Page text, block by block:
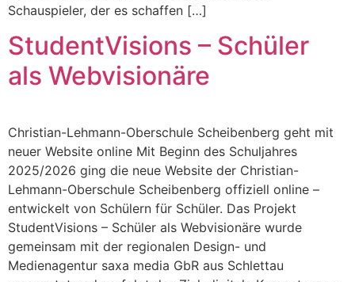
Schauspieler, der es schaffen […]
StudentVisions – Schüler
als Webvisionäre
Christian-Lehmann-Oberschule Scheibenberg geht mit
neuer Website online Mit Beginn des Schuljahres
2025/2026 ging die neue Website der Christian-
Lehmann-Oberschule Scheibenberg offiziell online –
entwickelt von Schülern für Schüler. Das Projekt
StudentVisions – Schüler als Webvisionäre wurde
gemeinsam mit der regionalen Design- und
Medienagentur saxa media GbR aus Schlettau